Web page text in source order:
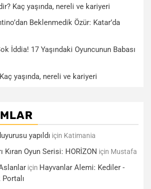
Kaç yaşında, nereli ve kariyeri
Beklenmedik Özür: Katar’da
İddia! 17 Yaşındaki Oyuncunun Babası
yaşında, nereli ve kariyeri
yapıldı için Katimania
Kıran Oyun Serisi: HORİZON için Mustafa
için Hayvanlar Alemi: Kediler -